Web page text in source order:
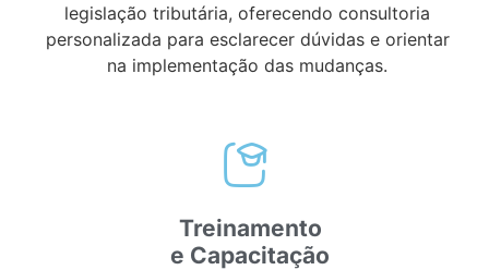
legislação tributária, oferecendo consultoria
personalizada para esclarecer dúvidas e orientar
na implementação das mudanças.
Treinamento
e Capacitação